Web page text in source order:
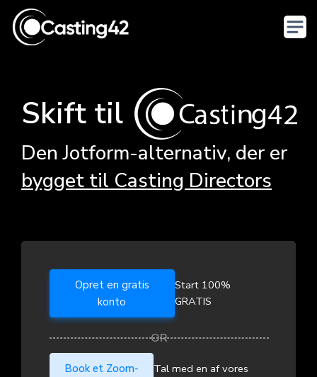
Skift til
Den Jotform-alternativ, der er
bygget til Casting Directors
Opret en gratis
konto
Start 100%
GRATIS
Book et Zoom-
Tal med en af vores